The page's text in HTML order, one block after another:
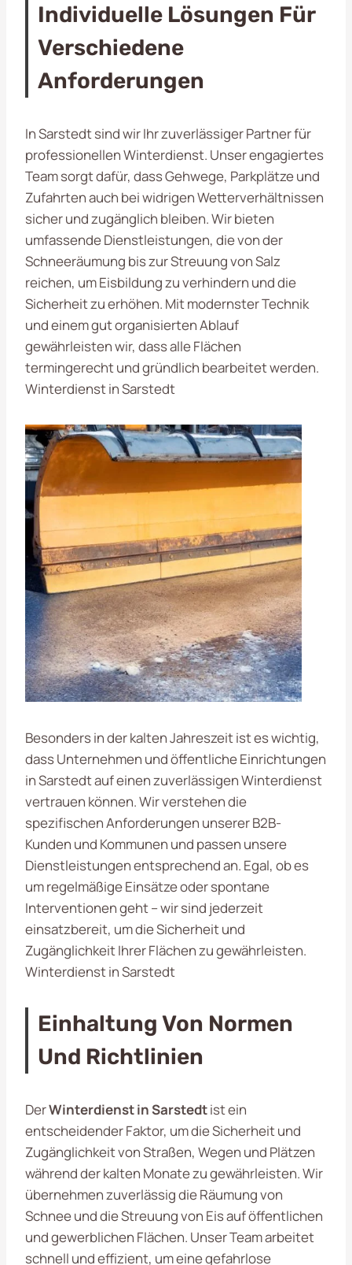
Individuelle Lösungen Für
Verschiedene
Anforderungen
In Sarstedt sind wir Ihr zuverlässiger Partner für
professionellen Winterdienst. Unser engagiertes
Team sorgt dafür, dass Gehwege, Parkplätze und
Zufahrten auch bei widrigen Wetterverhältnissen
sicher und zugänglich bleiben. Wir bieten
umfassende Dienstleistungen, die von der
Schneeräumung bis zur Streuung von Salz
reichen, um Eisbildung zu verhindern und die
Sicherheit zu erhöhen. Mit modernster Technik
und einem gut organisierten Ablauf
gewährleisten wir, dass alle Flächen
termingerecht und gründlich bearbeitet werden.
Winterdienst in Sarstedt
Besonders in der kalten Jahreszeit ist es wichtig,
dass Unternehmen und öffentliche Einrichtungen
in Sarstedt auf einen zuverlässigen Winterdienst
vertrauen können. Wir verstehen die
spezifischen Anforderungen unserer B2B-
Kunden und Kommunen und passen unsere
Dienstleistungen entsprechend an. Egal, ob es
um regelmäßige Einsätze oder spontane
Interventionen geht – wir sind jederzeit
einsatzbereit, um die Sicherheit und
Zugänglichkeit Ihrer Flächen zu gewährleisten.
Winterdienst in Sarstedt
Einhaltung Von Normen
Und Richtlinien
DerWinterdienst in Sarstedtist ein
entscheidender Faktor, um die Sicherheit und
Zugänglichkeit von Straßen, Wegen und Plätzen
während der kalten Monate zu gewährleisten. Wir
übernehmen zuverlässig die Räumung von
Schnee und die Streuung von Eis auf öffentlichen
und gewerblichen Flächen. Unser Team arbeitet
schnell und effizient, um eine gefahrlose